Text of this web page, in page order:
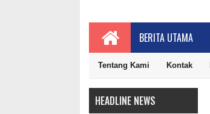
BERITA UTAMA
Tentang Kami Kontak
HEADLINE NEWS